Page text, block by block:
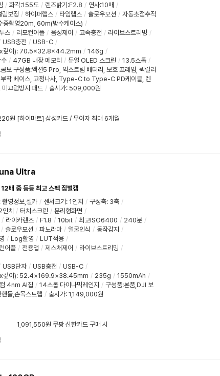
/ 화각:155도 / 렌즈밝기:F2.8 / 연사:10매 /
림보정 / 하이퍼랩스 / 타임랩스 / 슬로우모션 / 자동초점추적
중촬영20m, 60m(방수케이스) /
스 / 리모컨어플 / 음성제어 / 고속충전 / 라이브스트리밍 /
USB충전 / USB-C /
깊이): 70.5x32.8x44.2mm / 146g /
수 / 47GB 내장 메모리 / 듀얼 OLED 스크린 / 13.5스톱 /
보 구성품:액션5 Pro, 익스트림 배터리, 보호 프레임, 퀵릴리
부착 베이스, 고정나사, Type-C to Type-C PD케이블, 렌
미끄럼방지 패드 / 출시가: 509,000원
원 [하이마트] 삼성카드 / 무이자 최대 6개월
Ultra
배 줌 등등 최고 스펙 짐벌캠
: 촬영정보,셀카 / 센서크기 : 1인치 / 구성축: 3축 /
인치 / 터치스크린 / 분리형화면 /
/ 라이카렌즈 / F1.8 / 10bit / 최고ISO6400 / 240분 /
/ 슬로우모션 / 파노라마 / 얼굴인식 / 동작감지 /
/ Log촬영 / LUT적용 /
어플 / 전용앱 / 제스처제어 / 라이브스트리밍 /
USB단자 / USB충전 / USB-C /
깊이): 52.4×169.9×38.45mm / 235g / 1550mAh /
4nm AI칩 / 14스톱 다이나믹레인지 / 구성품:본품,DJI 보
들,손목스트랩 / 출시가: 1,149,000원
1,091,550원 쿠팡 신한카드 구매 시